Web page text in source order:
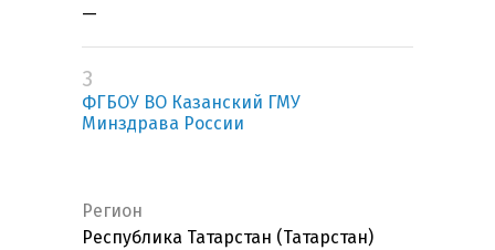
—
3
ФГБОУ ВО Казанский ГМУ
Минздрава России
Регион
Республика Татарстан (Татарстан)